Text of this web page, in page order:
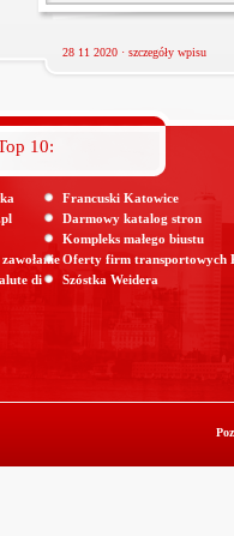
28 11 2020 · szczegóły wpisu
10:
di
Francuski Katowice
Darmowy katalog stron
Kompleks małego biustu
Oferty firm transportowych
Szóstka Weidera